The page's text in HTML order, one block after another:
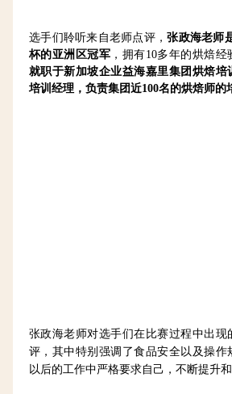
选手们聆听来自老师点评，张政海老师
杯的亚洲区冠军 ，拥有10多年的烘焙经
就职于新加坡企业益海嘉里集团烘焙培
培训经理，负责集团近100名的烘焙师的
张政海老师对选手们在比赛过程中出现
评，其中特别强调了食品安全以及操作
以后的工作中严格要求自己，不断提升和